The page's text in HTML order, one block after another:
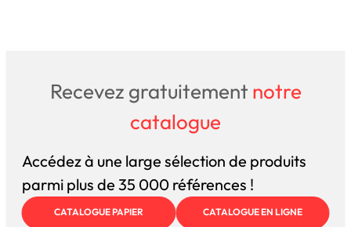
Recevez gratuitement notre
catalogue
Accédez à une large sélection de produits
parmi plus de 35 000 références !
CATALOGUE PAPIER CATALOGUE EN LIGNE